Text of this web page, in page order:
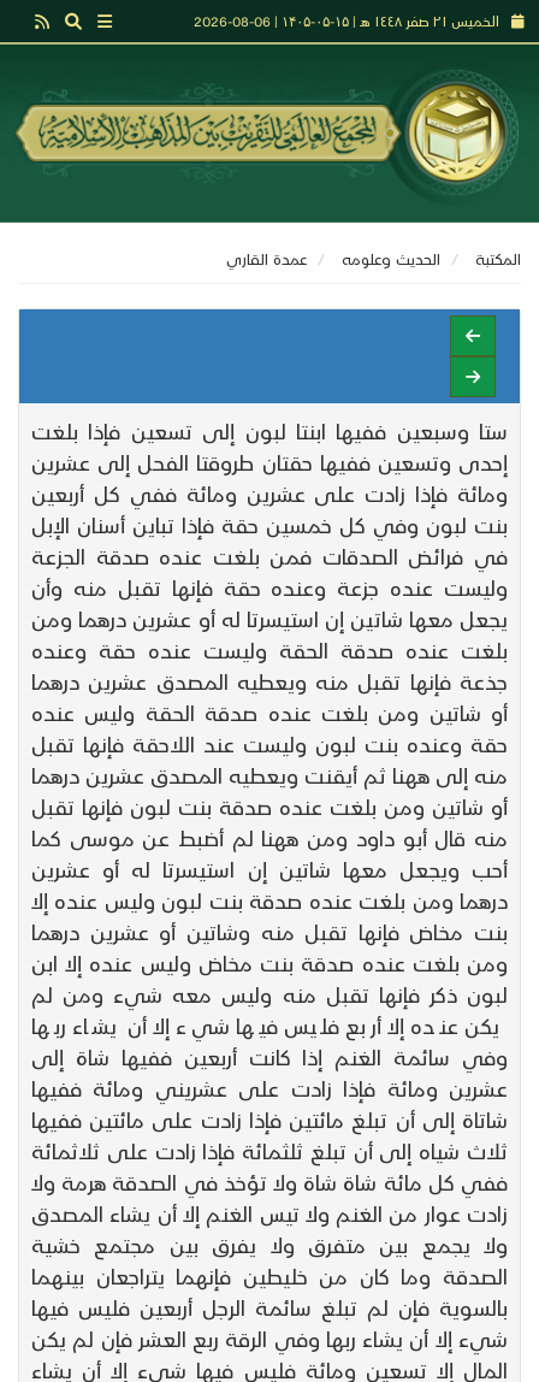
الخميس ٢١ صفر ١٤٤٨ هـ | ۱۵-۰۵-۱۴۰۵ | 06-08-2026
المكتبة الحديث وعلومه عمدة القاري
ستا وسبعين ففيها ابنتا لبون إلى تسعين فإذا بلغت
إحدى وتسعين ففيها حقتان طروقتا الفحل إلى عشرين
ومائة فإذا زادت على عشرين ومائة ففي كل أربعين
بنت لبون وفي كل خمسين حقة فإذا تباين أسنان الإبل
في فرائض الصدقات فمن بلغت عنده صدقة الجزعة
وليست عنده جزعة وعنده حقة فإنها تقبل منه وأن
يجعل معها شاتين إن استيسرتا له أو عشرين درهما ومن
بلغت عنده صدقة الحقة وليست عنده حقة وعنده
جذعة فإنها تقبل منه ويعطيه المصدق عشرين درهما
أو شاتين ومن بلغت عنده صدقة الحقة وليس عنده
حقة وعنده بنت لبون وليست عند اللاحقة فإنها تقبل
منه إلى ههنا ثم أيقنت ويعطيه المصدق عشرين درهما
أو شاتين ومن بلغت عنده صدقة بنت لبون فإنها تقبل
منه قال أبو داود ومن ههنا لم أضبط عن موسى كما
أحب ويجعل معها شاتين إن استيسرتا له أو عشرين
درهما ومن بلغت عنده صدقة بنت لبون وليس عنده إلا
بنت مخاض فإنها تقبل منه وشاتين أو عشرين درهما
ومن بلغت عنده صدقة بنت مخاض وليس عنده إلا ابن
لبون ذكر فإنها تقبل منه وليس معه شيء ومن لم
يكن عنده إلا أربع فليس فيها شيء إلا أن يشاء ربها
وفي سائمة الغنم إذا كانت أربعين ففيها شاة إلى
عشرين ومائة فإذا زادت على عشريني ومائة ففيها
شاتاة إلى أن تبلغ مائتين فإذا زادت على مائتين ففيها
ثلاث شياه إلى أن تبلغ ثلثمائة فإذا زادت على ثلاثمائة
ففي كل مائة شاة شاة ولا تؤخذ في الصدقة هرمة ولا
زادت عوار من الغنم ولا تيس الغنم إلا أن يشاء المصدق
ولا يجمع بين متفرق ولا يفرق بين مجتمع خشية
الصدقة وما كان من خليطين فإنهما يتراجعان بينهما
بالسوية فإن لم تبلغ سائمة الرجل أربعين فليس فيها
شيء إلا أن يشاء ربها وفي الرقة ربع العشر فإن لم يكن
المال إلا تسعين ومائة فليس فيها شيء إلا أن يشاء